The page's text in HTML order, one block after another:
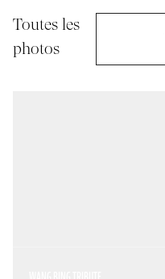
Toutes les
photos